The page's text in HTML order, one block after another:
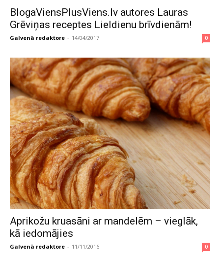
BlogaViensPlusViens.lv autores Lauras
Grēviņas receptes Lieldienu brīvdienām!
Galvenā redaktore - 14/04/2017 0
Aprikožu kruasāni ar mandelēm – vieglāk,
kā iedomājies
Galvenā redaktore - 11/11/2016 0